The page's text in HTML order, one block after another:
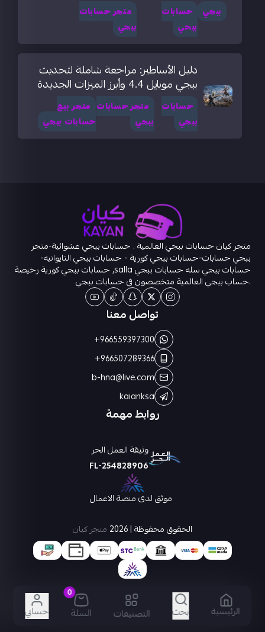
الرئيسية بحث التصنيفات
0
السلة حسابي
ببجي
حسابات
ببحي
متجر حسابات
ببجي
دليل الأساطير: مراجعة شاملة لتحديث
ببجي موبايل 4.4 وأبرز الميزات الجديدة
حسابات
ببجي
متجر حسابات
ببجي
متجر بيع
حسابات ببجي
متجر كيان حسابات ببجي العالمية . حسابات ببجي عشوائية-متجر
ببجي حسابات-حسابات ببجي كورية - حسابات ببجي التايوانيه-
حسابات ببجي سله حسابات ببجي salla, حسابات ببجي كورية رخيصة
.حساب ببجي العالمية متخصصون في حسابات ببجي
روابط مهمة
تواصل معنا
+966559397300
+966507289366
b-hna@live.com
kaianksa
وثيقة العمل الحر
FL-254828906
موثق لدى منصة الاعمال
الحقوق محفوظة | 2026
متجر كيان